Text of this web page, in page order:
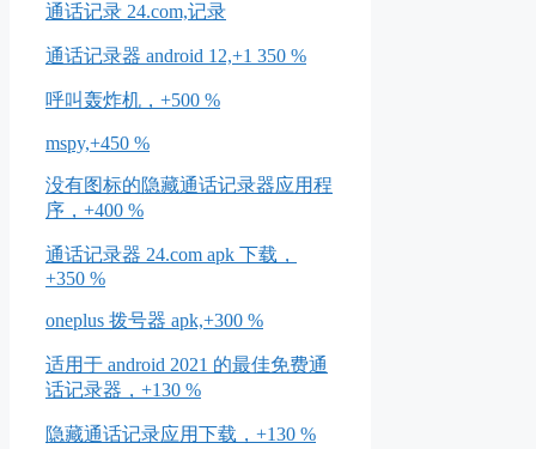
通话记录 24.com,记录
通话记录器 android 12,+1 350 %
呼叫轰炸机，+500 %
mspy,+450 %
没有图标的隐藏通话记录器应用程
序，+400 %
通话记录器 24.com apk 下载，
+350 %
oneplus 拨号器 apk,+300 %
适用于 android 2021 的最佳免费通
话记录器，+130 %
隐藏通话记录应用下载，+130 %